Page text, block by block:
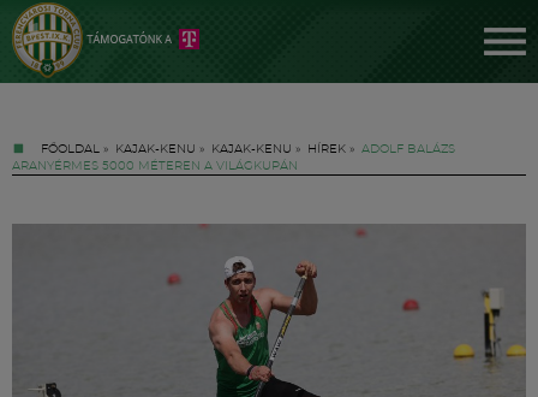
FŐOLDAL » KAJAK-KENU » KAJAK-KENU » HÍREK » ADOLF BALÁZS
ARANYÉRMES 5000 MÉTEREN A VILÁGKUPÁN